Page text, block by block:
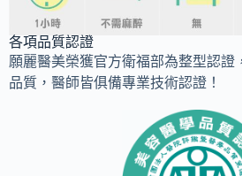
各項品質認證
願麗醫美榮獲官方衛福部為整型認證
品質，醫師皆俱備專業技術認證！